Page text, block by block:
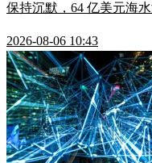
保持沉默，64 亿美元海
2026-08-06 10:43